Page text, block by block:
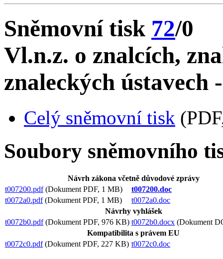
Sněmovní tisk 72/0
Vl.n.z. o znalcích,
znaleckých ústavech
Celý sněmovní tisk
Soubory sněmovního
Návrh zákona včetně důvodové zprávy
t007200.pdf(Dokument PDF, 1 MB)
t007200.doc
t0072a0.pdf(Dokument PDF, 1 MB)
t0072a0.doc
Návrhy vyhlášek
t0072b0.pdf(Dokument PDF, 976 KB) t0072b0.docx (Dokument
Kompatibilita s právem EU
t0072c0.pdf(Dokument PDF, 227 KB) t0072c0.doc